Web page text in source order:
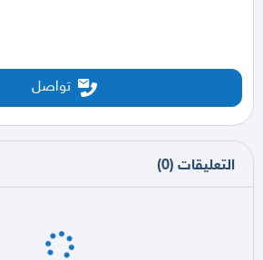
تواصل
التعليقات (
0
)